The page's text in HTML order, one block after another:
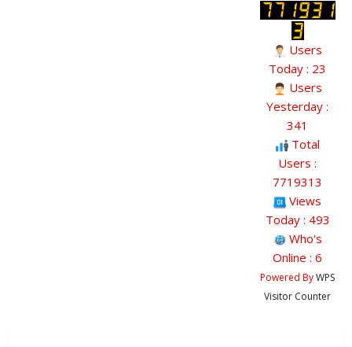
Users
Today : 23
Users
Yesterday :
341
Total
Users :
7719313
Views
Today : 493
Who's
Online : 6
Powered ByWPS
Visitor Counter